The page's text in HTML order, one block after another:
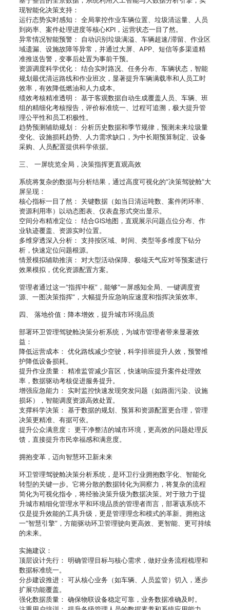
现智能化决策支持：
运行态势实时感知： 全局掌控作业车辆位置、垃圾清运量、人员
到岗率、案件处理进度等核心KPI，运营状态一目了然。
异常情况智能预警： 自动识别垃圾满溢、车辆超速/滞留、作业区
域遗漏、设施故障等异常，并通过大屏、APP、短信等多渠道精
准推送告警，变事后处置为事前干预。
资源调度科学优化： 结合实时路况、任务分布、车辆状态，智能
规划最优清运路线和作业班次，显著提升车辆满载率和人员工时
效率，有效降低燃油和人力成本。
绩效考核精准透明： 基于客观数据自动生成覆盖人员、车辆、班
组的精细化考核报告，评价标准统一、过程可追溯，极大提升管
理公平性和员工积极性。
趋势预测辅助规划： 分析历史数据和季节规律，预测未来垃圾量
变化、设施损耗趋势、人力需求缺口，为中长期预算制定、设备
采购、人员配置提供科学依据。
三、 一屏统览全局，决策指挥更直观高效
系统将复杂的数据与分析结果，通过高度可视化的“决策驾驶舱”大
屏呈现：
核心指标一目了然： 关键数据（如当日清运吨数、案件闭环率、
资源利用率）以动态图表、仪表盘形式突出显示。
空间分布精准定位： 结合GIS地图，直观展示问题点位分布、作
业轨迹覆盖、资源实时位置。
多维穿透深入分析： 支持按区域、时间、类型等多维度下钻分
析，快速定位问题根源。
情景模拟辅助推演： 对大型活动保障、极端天气应对等预案进行
效果模拟，优化资源配置方案。
管理者通过这一“指挥中枢”，能够“一屏感知全局、一键调度资
源、一图决策指挥”，大幅提升应急响应速度和指挥决策效率。
四、 落地价值：降本增效，提升城市环境品质
部署环卫管理驾驶舱决策分析系统，为城市管理者带来显著效
益：
降低运营成本： 优化路线减少空驶，科学排班提升人效，预警维
护降低设备损耗。
提升作业质量： 精准监管减少盲区，快速响应提升案件处理效
率，数据驱动考核促进服务提升。
增强应急能力： 实时监控快速发现突发问题（如路面污染、设施
损坏），智能调度资源高效处置。
支撑科学决策： 基于数据的规划、预算和资源配置更合理，管理
决策更精准、有据可依。
提升公众满意度： 更干净整洁的城市环境，更高效的问题处理反
馈，直接提升市民幸福感和满意度。
拥抱变革，迈向智慧环卫新未来
环卫管理驾驶舱决策分析系统，是环卫行业拥抱数字化、智能化
转型的关键一步。它将分散的数据转化为洞察力，将复杂的流程
简化为可视化指令，将经验决策升级为数据决策。对于致力于提
升城市精细化管理水平和环境品质的管理者而言，部署该系统不
仅是提升效能的工具升级，更是管理理念和模式的革新。拥抱这
一“智慧引擎”，方能驱动环卫管理驶向更高效、更智能、更可持续
的未来。
实施建议：
顶层设计先行： 明确管理目标与核心需求，做好业务流程梳理和
数据标准统一。
分步建设推进： 可从核心业务（如车辆、人员监管）切入，逐步
扩展功能覆盖。
强化数据质量： 确保物联设备稳定可靠，业务数据准确及时。